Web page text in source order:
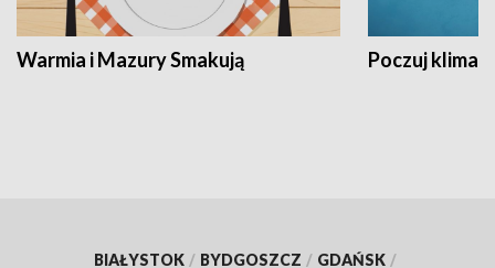
Warmia i Mazury Smakują Poczuj klimat
BIAŁYSTOK / BYDGOSZCZ / GDAŃSK /